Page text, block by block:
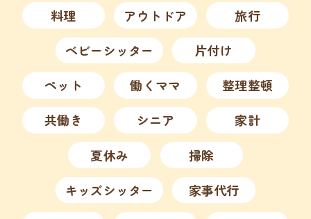
料理
アウトドア
旅行
ベビーシッター
片付け
ペット
働くママ
整理整頓
共働き
シニア
家計
夏休み
掃除
キッズシッター
家事代行